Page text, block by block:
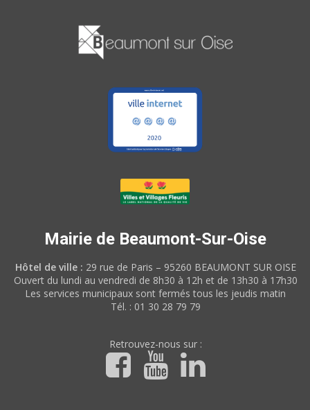
Mairie de Beaumont-Sur-Oise
Hôtel de ville : 29 rue de Paris – 95260 BEAUMONT SUR OISE
Ouvert du lundi au vendredi de 8h30 à 12h et de 13h30 à 17h30
Les services municipaux sont fermés tous les jeudis matin
Tél. : 01 30 28 79 79
Retrouvez-nous sur :